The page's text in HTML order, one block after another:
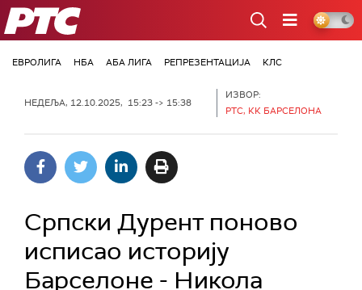
РТС
ЕВРОЛИГА НБА АБА ЛИГА РЕПРЕЗЕНТАЦИЈА КЛС
НЕДЕЉА, 12.10.2025, 15:23 -> 15:38
ИЗВОР:
РТС, КК БАРСЕЛОНА
Српски Дурент поново
исписао историју
Барселоне - Никола